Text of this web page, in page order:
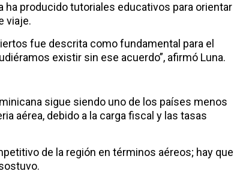
ha producido tutoriales educativos para orientar
viaje.
fue descrita como fundamental para el
existir sin ese acuerdo”, afirmó Luna.
sigue siendo uno de los países menos
aérea, debido a la carga fiscal y las tasas
de la región en términos aéreos; hay que